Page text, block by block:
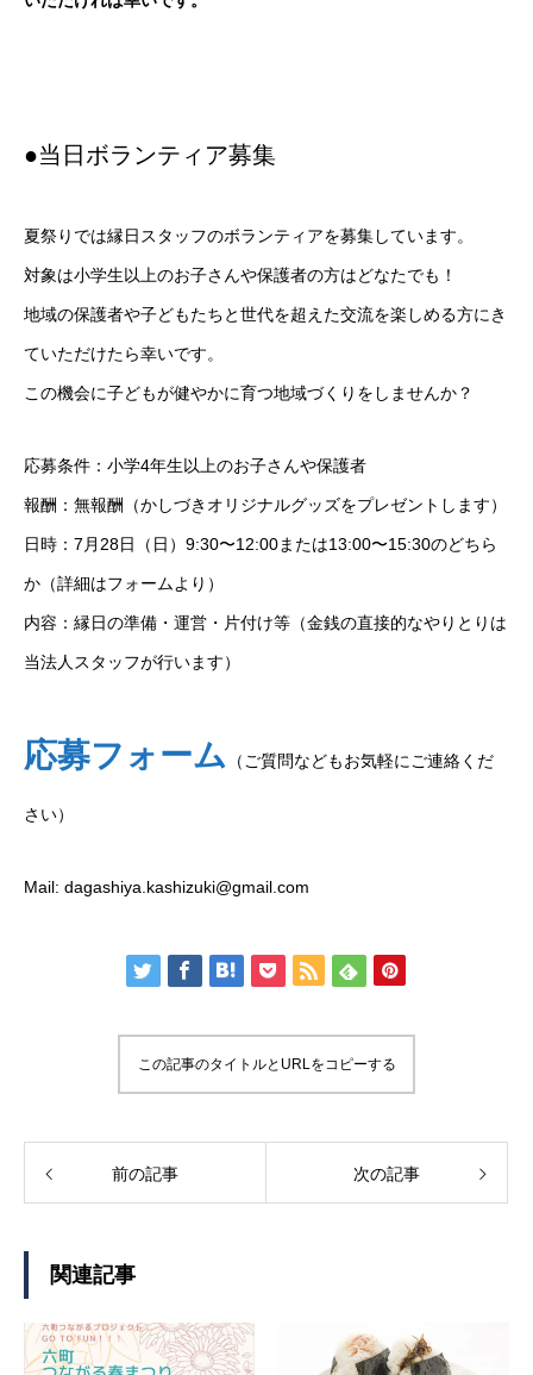
●当日ボランティア募集
夏祭りでは縁日スタッフのボランティアを募集しています。
対象は小学生以上のお子さんや保護者の方はどなたでも！
地域の保護者や子どもたちと世代を超えた交流を楽しめる方にき
ていただけたら幸いです。
この機会に子どもが健やかに育つ地域づくりをしませんか？
応募条件：小学4年生以上のお子さんや保護者
報酬：無報酬（かしづきオリジナルグッズをプレゼントします）
日時：7月28日（日）9:30〜12:00または13:00〜15:30のどちら
か（詳細はフォームより）
内容：縁日の準備・運営・片付け等（金銭の直接的なやりとりは
当法人スタッフが行います）
応募フォーム （ご質問などもお気軽にご連絡くだ
さい）
Mail: dagashiya.kashizuki@gmail.com
この記事のタイトルとURLをコピーする
前の記事 次の記事
関連記事